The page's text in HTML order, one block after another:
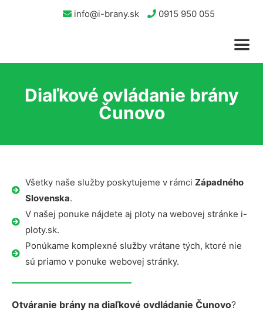
info@i-brany.sk 0915 950 055
Diaľkové ovládanie brány
Čunovo
Všetky naše služby poskytujeme v rámci Západného
Slovenska.
V našej ponuke nájdete aj ploty na webovej stránke i-
ploty.sk.
Ponúkame komplexné služby vrátane tých, ktoré nie
sú priamo v ponuke webovej stránky.
Otváranie brány na diaľkové ovdládanie Čunovo?